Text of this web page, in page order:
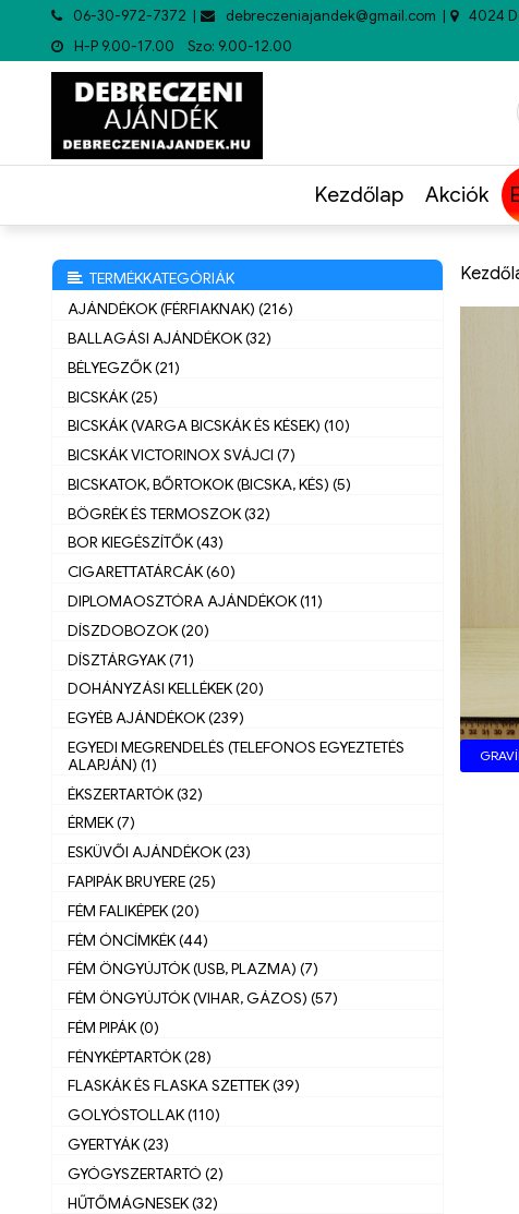
06-30-972-7372 debreczeniajandek@gmail.com
4024
H-P 9.00-17.00 Szo: 9.00-12.00
Kezdőlap Akciók
TERMÉKKATEGÓRIÁK
AJÁNDÉKOK (FÉRFIAKNAK) (216)
BALLAGÁSI AJÁNDÉKOK (32)
BÉLYEGZŐK (21)
BICSKÁK (25)
BICSKÁK (VARGA BICSKÁK ÉS KÉSEK) (10)
BICSKÁK VICTORINOX SVÁJCI (7)
BICSKATOK, BŐRTOKOK (BICSKA, KÉS) (5)
BÖGRÉK ÉS TERMOSZOK (32)
BOR KIEGÉSZÍTŐK (43)
CIGARETTATÁRCÁK (60)
DIPLOMAOSZTÓRA AJÁNDÉKOK (11)
DÍSZDOBOZOK (20)
DÍSZTÁRGYAK (71)
DOHÁNYZÁSI KELLÉKEK (20)
EGYÉB AJÁNDÉKOK (239)
EGYEDI MEGRENDELÉS (TELEFONOS EGYEZTETÉS
ALAPJÁN) (1)
ÉKSZERTARTÓK (32)
ÉRMEK (7)
ESKÜVŐI AJÁNDÉKOK (23)
FAPIPÁK BRUYERE (25)
FÉM FALIKÉPEK (20)
FÉM ÓNCÍMKÉK (44)
FÉM ÖNGYÚJTÓK (USB, PLAZMA) (7)
FÉM ÖNGYÚJTÓK (VIHAR, GÁZOS) (57)
FÉM PIPÁK (0)
FÉNYKÉPTARTÓK (28)
FLASKÁK ÉS FLASKA SZETTEK (39)
GOLYÓSTOLLAK (110)
GYERTYÁK (23)
GYÓGYSZERTARTÓ (2)
HŰTŐMÁGNESEK (32)